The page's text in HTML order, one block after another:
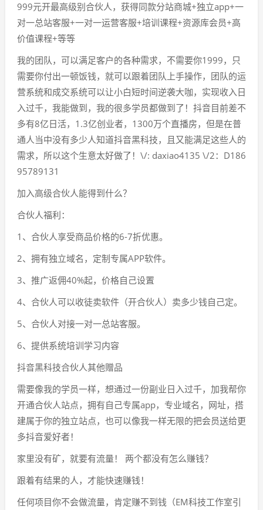
999元开最高级别合伙人，获得同款分站商城+独立app+一
对一总站客服+一对一运营客服+培训课程+资源库会员+高
价值课程+等等
我的团队，可以满足客户的各种需求，不需要你1999，只
需要你付出一顿饭钱，就可以跟着团队上手操作，团队的运
营系统和成交系统可以让小白短时间逆袭大咖，实现收入日
入过千，我能做到，我的很多学员都做到了！抖音目前差不
多有8亿日活，1.3亿创业者，1300万个直播房，但是在普
通人当中没有多少人知道抖音黑科技，且又能满足这些人的
需求，所以这个生意太好做了！\/: daxiao4135 \/2：D186
95789131
加入高级合伙人能得到什么？
合伙人福利：
1、合伙人享受商品价格的6-7折优惠。
2、拥有独立域名，定制专属APP软件。
3、推广返佣40%起，价格自己设置
4、合伙人可以收徒卖软件（开合伙人）卖多少钱自己定。
5、合伙人对接一对一总站客服。
6、提供系统培训学习内容
抖音黑科技合伙人其他赠品
需要像我的学员一样，想通过一份副业日入过千，加我帮你
开通合伙人站点，拥有自己专属app，专业域名，网址，搭
建属于你的独立站点，也可以像我一样无限的把会员送给更
多抖音爱好者！
家里没有矿，就要有流量！ 两个都没有怎么赚钱？
跟着有结果的人，才能快速赚钱！
任何项目你不会做流量，肯定赚不到钱（EM科技工作室引